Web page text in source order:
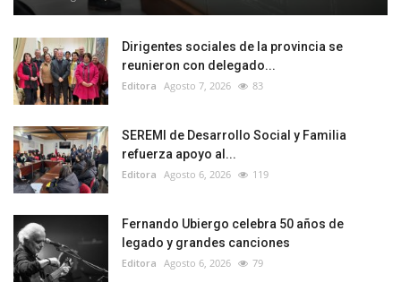
Dirigentes sociales de la provincia se
reunieron con delegado...
Editora Agosto 7, 2026 83
SEREMI de Desarrollo Social y Familia
refuerza apoyo al...
Editora Agosto 6, 2026 119
Fernando Ubiergo celebra 50 años de
legado y grandes canciones
Editora Agosto 6, 2026 79